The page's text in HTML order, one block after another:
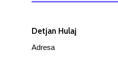
Detjan Hulaj
Adresa